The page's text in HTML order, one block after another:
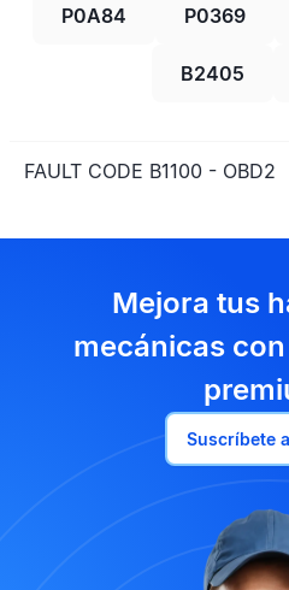
P0A84 P0369
B2405
FAULT CODE B1100 - OBD2
Mejora tus
mecánicas
Suscríbete